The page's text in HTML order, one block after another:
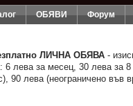
ОБЯВИ Форум
ЛИЧНА ОБЯВА -
6 лева за месец, 30 лева за
90 лева (неограничено във